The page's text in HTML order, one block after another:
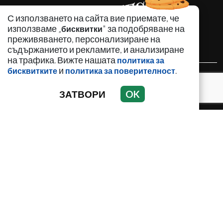
С използването на сайта вие приемате, че
използваме „бисквитки" за подобряване на
преживяването, персонализиране на
съдържанието и рекламите, и анализиране
на трафика. Вижте нашата политика за
бисквитките и политика за поверителност.
ЗАТВОРИ OK
АНАЛИЗИ
ЗАБАВНО